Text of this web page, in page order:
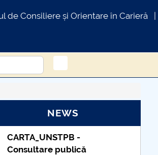
de Consiliere și Orientare în Carieră
NEWS
Taxe de școlarizare
indexate – Centrul